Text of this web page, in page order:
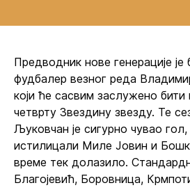
Предводник нове генерације је
фудбалер везног реда
који ће сасвим заслужено
четврту Звездину звезду. Те
Љуковчан је сигурно чувао
истилицали Миле Јовин и
време тек долазило.
Благојевић, Боровница,